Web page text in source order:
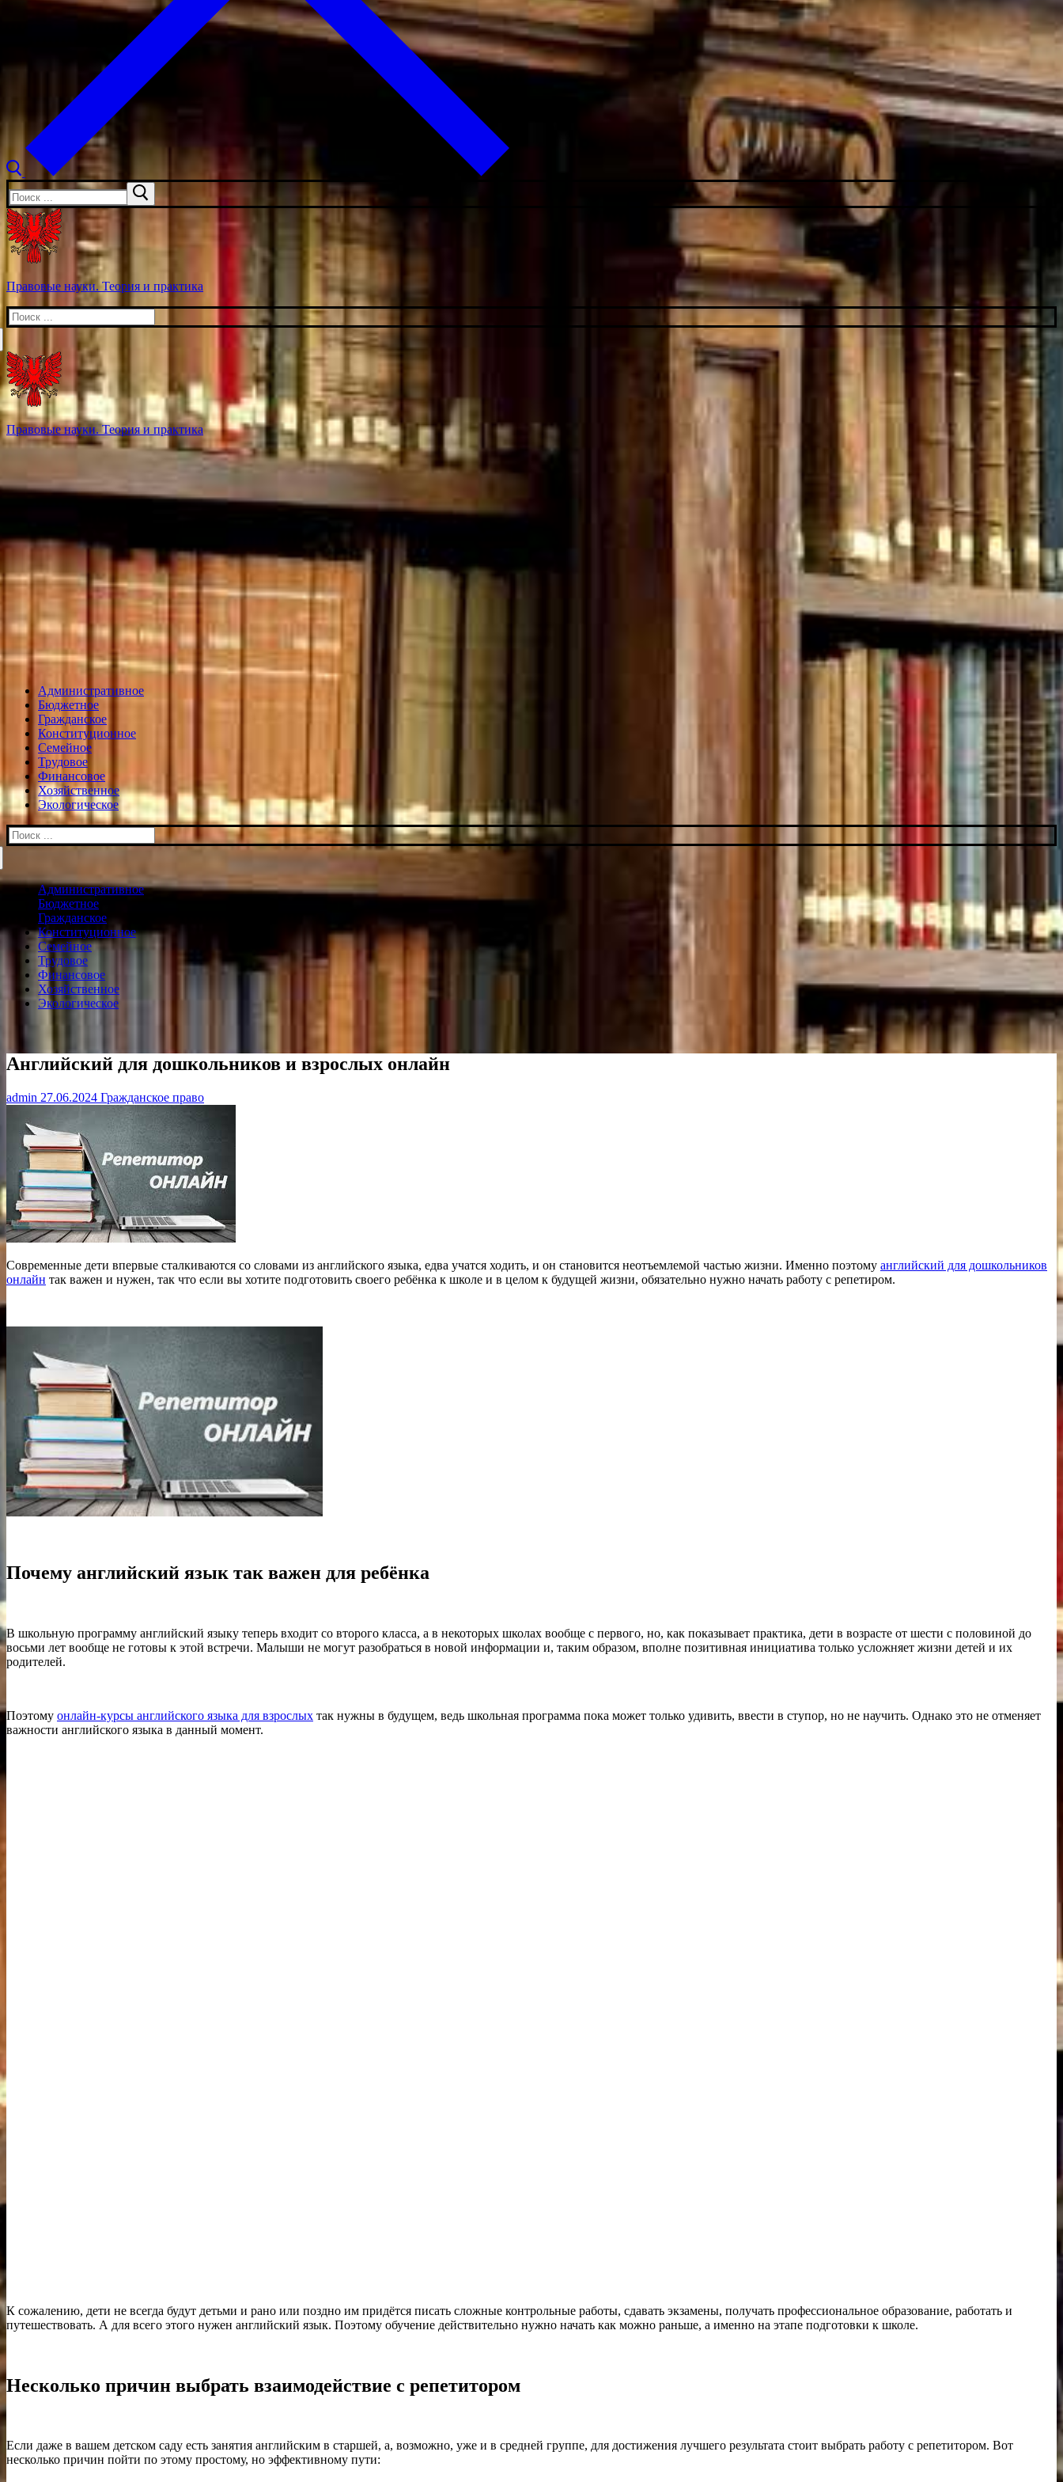
Искать:
Правовые науки. Теория и практика
Искать:
Правовые науки. Теория и практика
Административное
Бюджетное
Гражданское
Конституционное
Семейное
Трудовое
Финансовое
Хозяйственное
Экологическое
Искать:
Административное
Бюджетное
Гражданское
Конституционное
Семейное
Трудовое
Финансовое
Хозяйственное
Экологическое
Английский для дошкольников и взрослых онлайн
admin 27.06.2024 Гражданское право
Современные дети впервые сталкиваются со словами из английского языка, едва учатся ходить, и он становится неотъемлемой частью жизни. Именно поэтому английский для дошкольников
онлайн так важен и нужен, так что если вы хотите подготовить своего ребёнка к школе и в целом к будущей жизни, обязательно нужно начать работу с репетиром.
Почему английский язык так важен для ребёнка
В школьную программу английский языку теперь входит со второго класса, а в некоторых школах вообще с первого, но, как показывает практика, дети в возрасте от шести с половиной до
восьми лет вообще не готовы к этой встречи. Малыши не могут разобраться в новой информации и, таким образом, вполне позитивная инициатива только усложняет жизни детей и их
родителей.
Поэтому онлайн-курсы английского языка для взрослых так нужны в будущем, ведь школьная программа пока может только удивить, ввести в ступор, но не научить. Однако это не отменяет
важности английского языка в данный момент.
К сожалению, дети не всегда будут детьми и рано или поздно им придётся писать сложные контрольные работы, сдавать экзамены, получать профессиональное образование, работать и
путешествовать. А для всего этого нужен английский язык. Поэтому обучение действительно нужно начать как можно раньше, а именно на этапе подготовки к школе.
Несколько причин выбрать взаимодействие с репетитором
Если даже в вашем детском саду есть занятия английским в старшей, а, возможно, уже и в средней группе, для достижения лучшего результата стоит выбрать работу с репетитором. Вот
несколько причин пойти по этому простому, но эффективному пути: